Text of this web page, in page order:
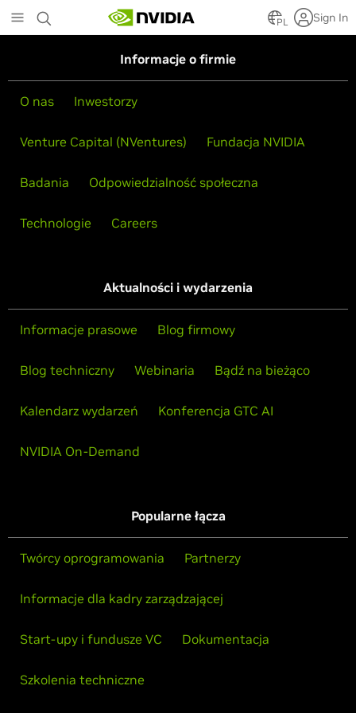
to
main
PL Sign In
Informacje o firmie
O nas Inwestorzy
Venture Capital (NVentures) Fundacja NVIDIA
Badania Odpowiedzialność społeczna
Technologie Careers
Aktualności i wydarzenia
Informacje prasowe Blog firmowy
Blog techniczny Webinaria Bądź na bieżąco
Kalendarz wydarzeń Konferencja GTC AI
NVIDIA On-Demand
Popularne łącza
Twórcy oprogramowania Partnerzy
Informacje dla kadry zarządzającej
Start-upy i fundusze VC Dokumentacja
Szkolenia techniczne